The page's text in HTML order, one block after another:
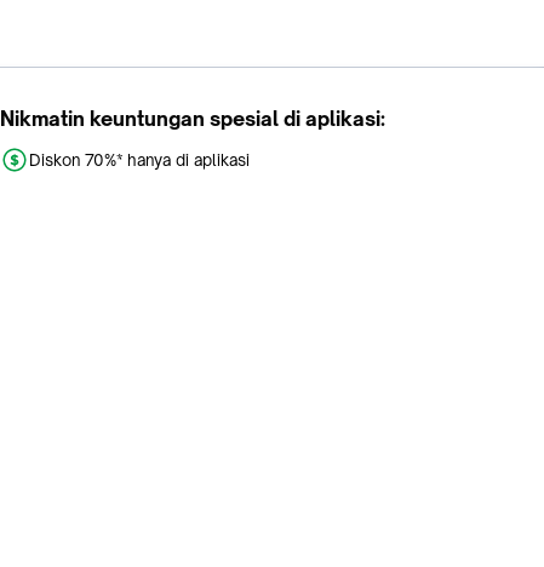
Nikmatin keuntungan spesial di aplikasi:
Diskon 70%* hanya di aplikasi